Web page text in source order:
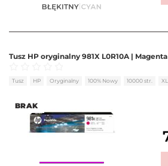
BRAK
Tusz HP oryginalny 981X L0R10A | Magenta
Oceniono0na
Tusz HP Oryginalny 100% Nowy 10000 str. XL